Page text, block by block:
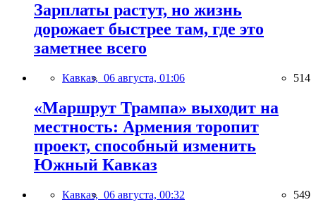
Зарплаты растут, но жизнь
дорожает быстрее там, где это
заметнее всего
Кавказ, 06 августа, 01:06 514
«Маршрут Трампа» выходит на
местность: Армения торопит
проект, способный изменить
Южный Кавказ
Кавказ, 06 августа, 00:32 549